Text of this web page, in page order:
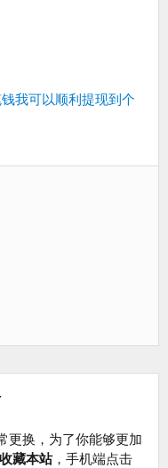
我可以顺利提现到个
更换，为了你能够更加
藏本站，手机端点击